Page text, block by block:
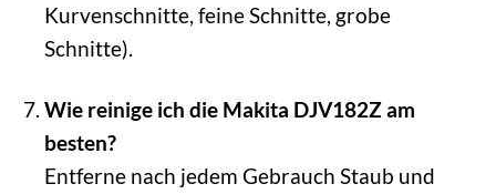
Kurvenschnitte, feine Schnitte, grobe
Schnitte).
Wie reinige ich die Makita DJV182Z am
besten?
Entferne nach jedem Gebrauch Staub und